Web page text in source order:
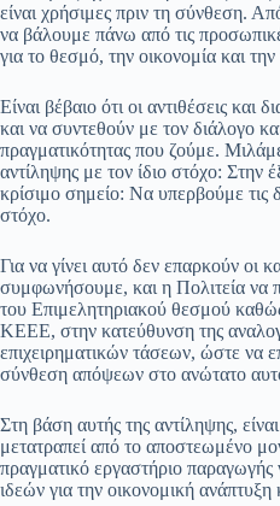
είναι χρήσιμες πριν τη σύνθεση.
να βάλουμε πάνω από τις
για το θεσμό, την οικονομία και την
Είναι βέβαιο ότι οι αντιθέσεις
και να συντεθούν με τον διάλογο
πραγματικότητας που ζούμε. Μιλάμε
αντίληψης με τον ίδιο στόχο: Στην
κρίσιμο σημείο: Να υπερβούμε τις
στόχο.
Για να γίνει αυτό δεν επαρκούν οι
συμφωνήσουμε, και η Πολιτεία
του Επιμελητηριακού θεσμού
ΚΕΕΕ, στην κατεύθυνση της
επιχειρηματικών τάσεων, ώστε να
σύνθεση απόψεων στο ανώτατο
Στη βάση αυτής της αντίληψης,
μετατραπεί από το αποστεωμένο
πραγματικό εργαστήριο
ιδεών για την οικονομική ανάπτυξη